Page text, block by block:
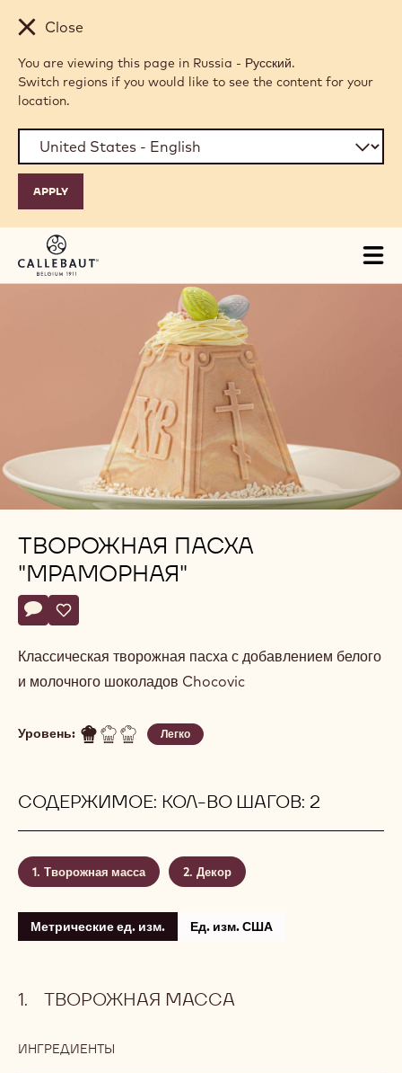
Skip to main content
Close
You are viewing this page in Russia - Русский.
Switch regions if you would like to see the content for your
location.
ТВОРОЖНАЯ ПАСХА
"МРАМОРНАЯ"
Actions
Напишите комментарий
- Творожная пасха "Мраморная"
Сохранить
- Творожная пасха "Мраморная"
Классическая творожная пасха с добавлением белого
и молочного шоколадов Chocovic
Уровень: Легко
СОДЕРЖИМОЕ: КОЛ-ВО ШАГОВ: 2
Творожная масса Декор
Метрические ед. изм. Ед. изм. США
ТВОРОЖНАЯ МАССА
ИНГРЕДИЕНТЫ